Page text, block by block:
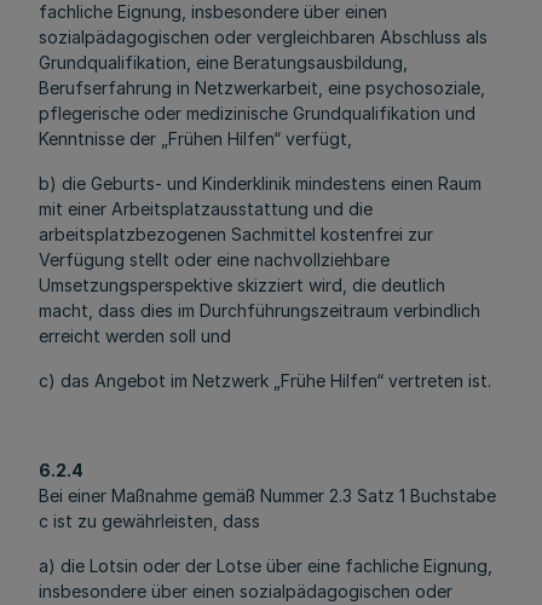
fachliche Eignung, insbesondere über einen
sozialpädagogischen oder vergleichbaren Abschluss als
Grundqualifikation, eine Beratungsausbildung,
Berufserfahrung in Netzwerkarbeit, eine psychosoziale,
pflegerische oder medizinische Grundqualifikation und
Kenntnisse der „Frühen Hilfen“ verfügt,
b) die Geburts- und Kinderklinik mindestens einen Raum
mit einer Arbeitsplatzausstattung und die
arbeitsplatzbezogenen Sachmittel kostenfrei zur
Verfügung stellt oder eine nachvollziehbare
Umsetzungsperspektive skizziert wird, die deutlich
macht, dass dies im Durchführungszeitraum verbindlich
erreicht werden soll und
c) das Angebot im Netzwerk „Frühe Hilfen“ vertreten ist.
6.2.4
Bei einer Maßnahme gemäß Nummer 2.3 Satz 1 Buchstabe
c ist zu gewährleisten, dass
a) die Lotsin oder der Lotse über eine fachliche Eignung,
insbesondere über einen sozialpädagogischen oder